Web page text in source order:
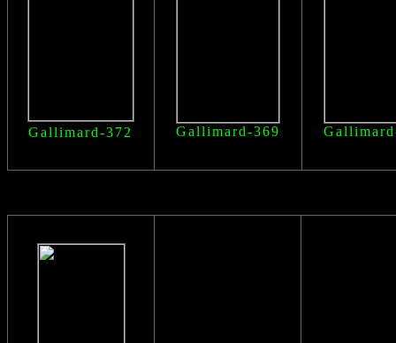
Gallimard-372 Gallimard-369